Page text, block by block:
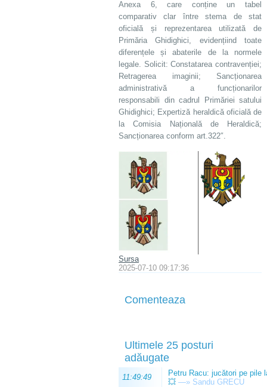
Anexa 6, care conține un tabel
comparativ clar între stema de stat
oficială și reprezentarea utilizată de
Primăria Ghidighici, evidențiind toate
diferențele și abaterile de la normele
legale. Solicit: Constatarea contravenției;
Retragerea imaginii; Sancționarea
administrativă a funcționarilor
responsabili din cadrul Primăriei satului
Ghidighici; Expertiză heraldică oficială de
la Comisia Națională de Heraldică;
Sancționarea conform art.322″.
Sursa
2025-07-10 09:17:36
Comenteaza
Ultimele 25 posturi
adăugate
11:49:49
Petru Racu: jucători pe pile
💥 —» Sandu GRECU